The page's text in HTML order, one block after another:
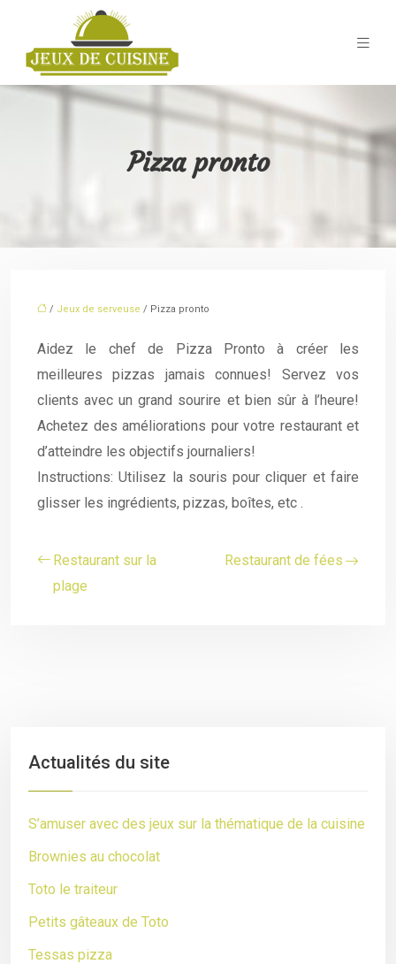
Pizza pronto
/ Jeux de serveuse / Pizza pronto
Aidez le chef de Pizza Pronto à créer les
meilleures pizzas jamais connues! Servez vos
clients avec un grand sourire et bien sûr à l’heure!
Achetez des améliorations pour votre restaurant et
d’atteindre les objectifs journaliers!
Instructions: Utilisez la souris pour cliquer et faire
glisser les ingrédients, pizzas, boîtes, etc .
Restaurant sur la
plage
Restaurant de fées
Actualités du site
S’amuser avec des jeux sur la thématique de la cuisine
Brownies au chocolat
Toto le traiteur
Petits gâteaux de Toto
Tessas pizza